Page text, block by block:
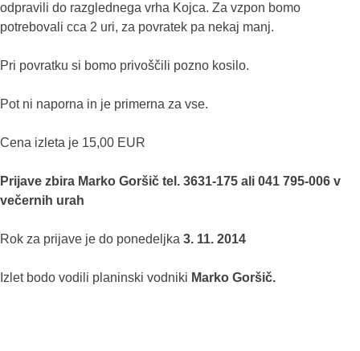
odpravili do razglednega vrha Kojca. Za vzpon bomo
potrebovali cca 2 uri, za povratek pa nekaj manj.
Pri povratku si bomo privoščili pozno kosilo.
Pot ni naporna in je primerna za vse.
Cena izleta je 15,00 EUR
Prijave zbira Marko Goršič tel. 3631-175 ali 041 795-006 v
večernih urah
Rok za prijave je do ponedeljka 3. 11. 2014
Izlet bodo vodili planinski vodniki Marko Goršič.